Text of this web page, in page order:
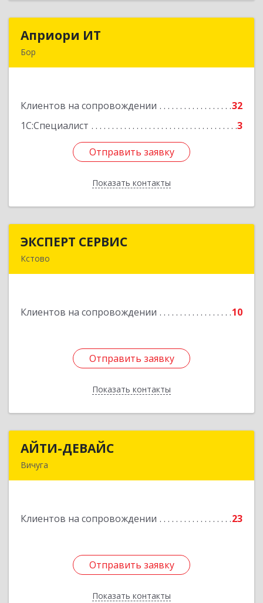
Априори ИТ
Бор
Клиентов на сопровождении
32
1С:Специалист
3
Отправить заявку
Показать контакты
Подробнее
Отправить заявку
Назад
ЭКСПЕРТ СЕРВИС
Кстово
Клиентов на сопровождении 10
Отправить заявку
Показать контакты
Отправить заявку
Назад
АЙТИ-ДЕВАЙС
Вичуга
Клиентов на сопровождении 23
Отправить заявку
Показать контакты
Подробнее
Отправить заявку
Назад